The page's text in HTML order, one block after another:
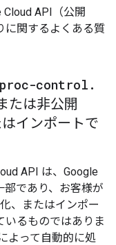
API（公開
に関するよくある質
control .
たは非公開
インポートで
API は、Google
であり、お客様が
、またはインポー
いるものではありま
よって自動的に処